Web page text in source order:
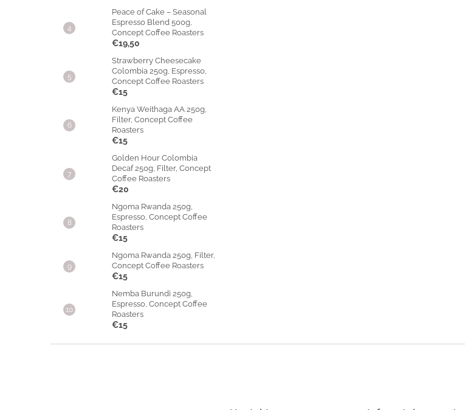
Peace of Cake – Seasonal
Espresso Blend 500g,
Concept Coffee Roasters
€19,50
Strawberry Cheesecake
Colombia 250g, Espresso,
Concept Coffee Roasters
€15
Kenya Weithaga AA 250g,
Filter, Concept Coffee
Roasters
€15
Golden Hour Colombia
Decaf 250g, Filter, Concept
Coffee Roasters
€20
Ngoma Rwanda 250g,
Espresso, Concept Coffee
Roasters
€15
Ngoma Rwanda 250g, Filter,
Concept Coffee Roasters
€15
Nemba Burundi 250g,
Espresso, Concept Coffee
Roasters
€15